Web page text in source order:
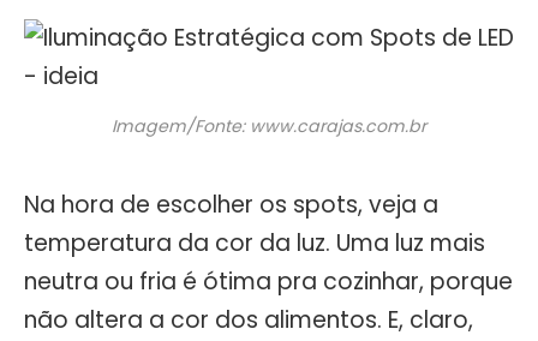
Imagem/Fonte: www.carajas.com.br
Na hora de escolher os spots, veja a
temperatura da cor da luz. Uma luz mais
neutra ou fria é ótima pra cozinhar, porque
não altera a cor dos alimentos. E, claro,